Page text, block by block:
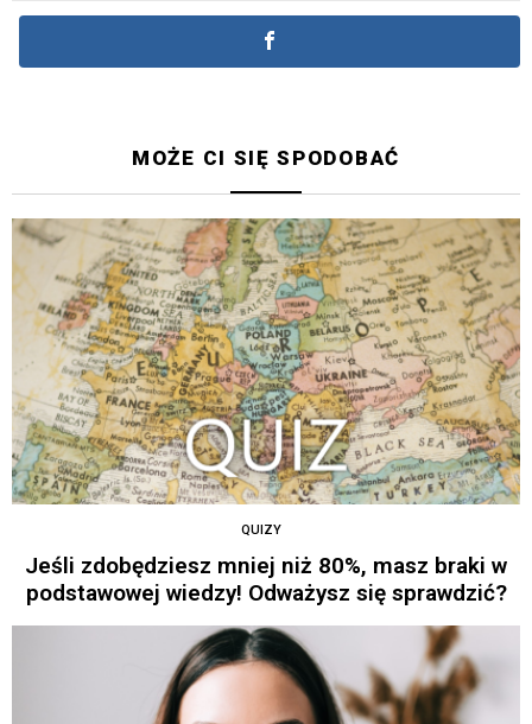
MOŻE CI SIĘ SPODOBAĆ
QUIZY
Jeśli zdobędziesz mniej niż 80%, masz braki w
podstawowej wiedzy! Odważysz się sprawdzić?